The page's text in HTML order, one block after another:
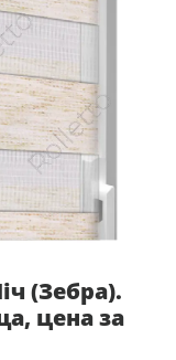
(Зебра).
цена за